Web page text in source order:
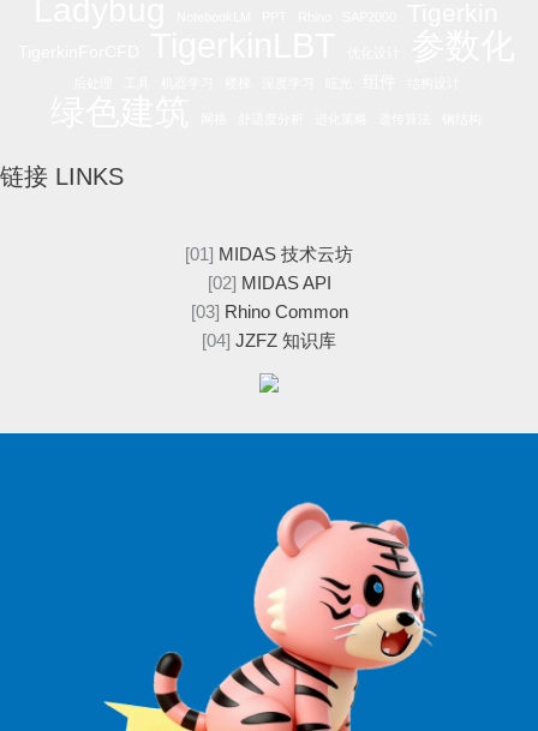
链接 LINKS
[01] MIDAS 技术云坊
[02] MIDAS API
[03] Rhino Common
[04] JZFZ 知识库